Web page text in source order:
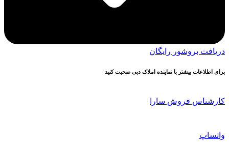
دریافت بروشور رایگان
برای اطلاعات بیشتر با نماینده املاک دبی صحبت کنید
کارشناس فروش سارا
واتساپ